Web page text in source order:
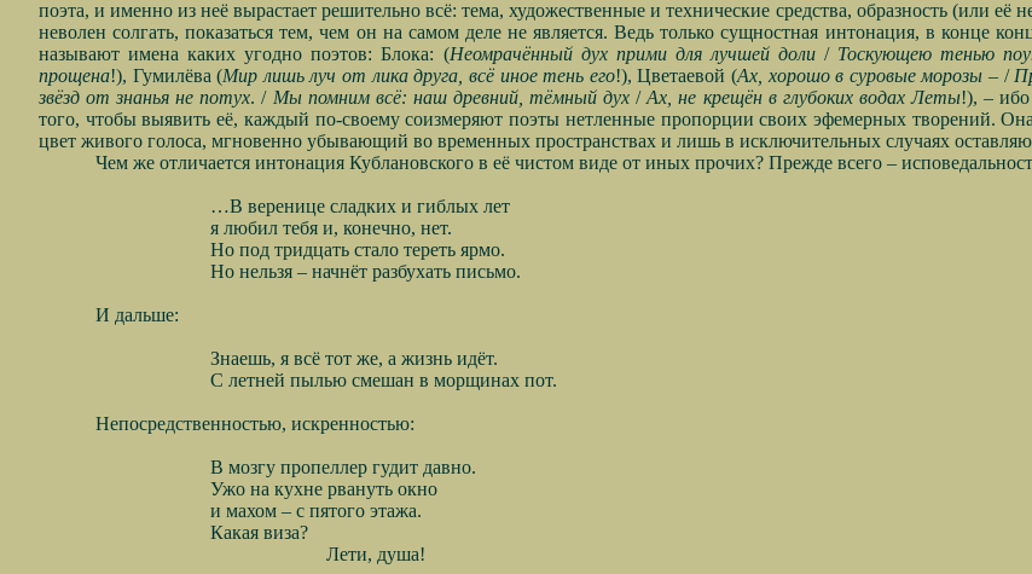
поэта, и именно из неё вырастает решительно всё: тема, художественные и технические средства, образность (или
неволен солгать, показаться тем, чем он на самом деле не является. Ведь только сущностная интонация, в конце
называют имена каких угодно поэтов: Блока: (Неомрачённый дух прими для лучшей доли/ Тоскующею тенью
прощена!), Гумилёва (Мир лишь луч от лика друга, всё иное тень его!), Цветаевой (Ах, хорошо в суровые морозы – /
звёзд от знанья не потух. / Мы помним всё: наш древний, тёмный дух /Ах, не крещён в глубоких водах Леты!), –
того, чтобы выявить её, каждый по-своему соизмеряют поэты нетленные пропорции своих эфемерных творений.
цвет живого голоса, мгновенно убывающий во временных пространствах и лишь в исключительных случаях
Чем же отличается интонация Кублановского в её чистом виде от иных прочих? Прежде всего –
…В веренице сладких и гиблых лет
я любил тебя и, конечно, нет.
Но под тридцать стало тереть ярмо.
Но нельзя – начнёт разбухать письмо.
И дальше:
Знаешь, я всё тот же, а жизнь идёт.
С летней пылью смешан в морщинах пот.
Непосредственностью, искренностью:
В мозгу пропеллер гудит давно.
Ужо на кухне рвануть окно
и махом – с пятого этажа.
Какая виза?
Лети, душа!